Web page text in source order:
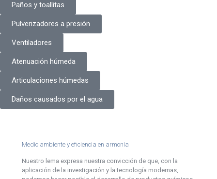
Paños y toallitas
Pulverizadores a presión
Ventiladores
Atenuación húmeda
Articulaciones húmedas
Daños causados por el agua
Medio ambiente y eficiencia en armonía
Nuestro lema expresa nuestra convicción de que, con la
aplicación de la investigación y la tecnología modernas,